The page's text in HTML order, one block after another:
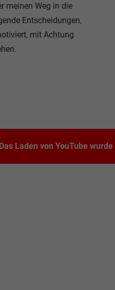
meinen Weg in die
Entscheidungen,
mit Achtung
Das Laden von YouTube